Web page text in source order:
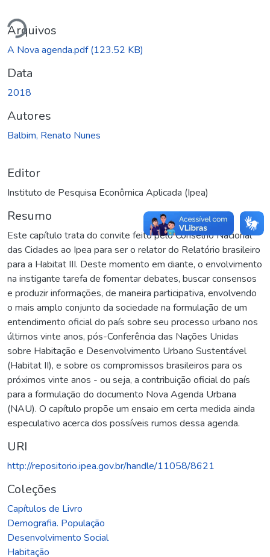
Arquivos
A Nova agenda.pdf(123.52 KB)
Data
2018
Autores
Balbim, Renato Nunes
Editor
Instituto de Pesquisa Econômica Aplicada (Ipea)
Resumo
Este capítulo trata do convite feito pelo Conselho Nacional
das Cidades ao Ipea para ser o relator do Relatório brasileiro
para a Habitat III. Deste momento em diante, o envolvimento
na instigante tarefa de fomentar debates, buscar consensos
e produzir informações, de maneira participativa, envolvendo
o mais amplo conjunto da sociedade na formulação de um
entendimento oficial do país sobre seu processo urbano nos
últimos vinte anos, pós-Conferência das Nações Unidas
sobre Habitação e Desenvolvimento Urbano Sustentável
(Habitat II), e sobre os compromissos brasileiros para os
próximos vinte anos - ou seja, a contribuição oficial do país
para a formulação do documento Nova Agenda Urbana
(NAU). O capítulo propõe um ensaio em certa medida ainda
especulativo acerca dos possíveis rumos dessa agenda.
URI
http://repositorio.ipea.gov.br/handle/11058/8621
Coleções
Capítulos de Livro
Demografia. População
Desenvolvimento Social
Habitação